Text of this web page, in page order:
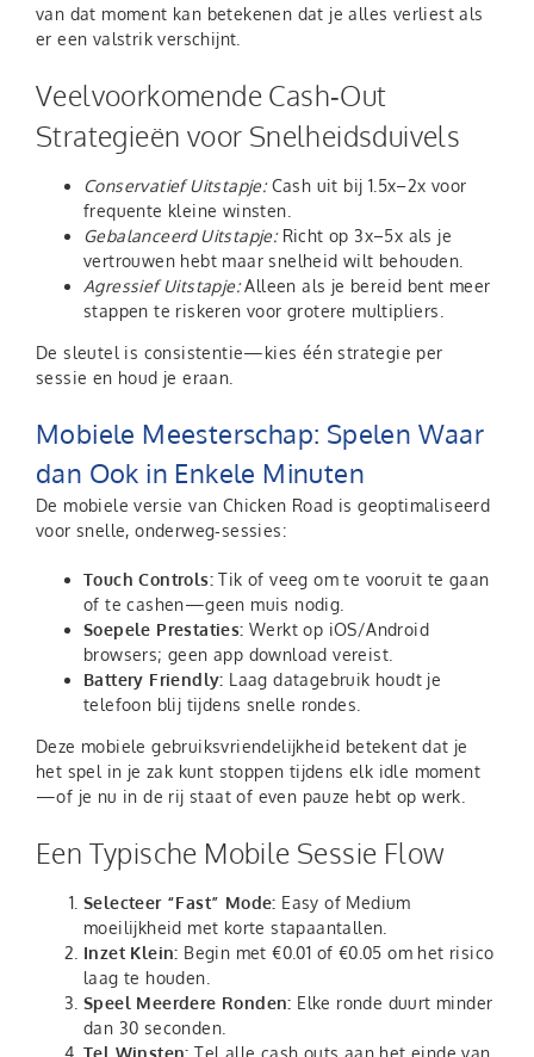
van dat moment kan betekenen dat je alles verliest als
er een valstrik verschijnt.
Veelvoorkomende Cash‑Out
Strategieën voor Snelheidsduivels
Conservatief Uitstapje:Cash uit bij 1.5x–2x voor
frequente kleine winsten.
Gebalanceerd Uitstapje:Richt op 3x–5x als je
vertrouwen hebt maar snelheid wilt behouden.
Agressief Uitstapje:Alleen als je bereid bent meer
stappen te riskeren voor grotere multipliers.
De sleutel is consistentie—kies één strategie per
sessie en houd je eraan.
Mobiele Meesterschap: Spelen Waar
dan Ook in Enkele Minuten
De mobiele versie van Chicken Road is geoptimaliseerd
voor snelle, onderweg‑sessies:
Touch Controls: Tik of veeg om te vooruit te gaan
of te cashen—geen muis nodig.
Soepele Prestaties: Werkt op iOS/Android
browsers; geen app download vereist.
Battery Friendly: Laag datagebruik houdt je
telefoon blij tijdens snelle rondes.
Deze mobiele gebruiksvriendelijkheid betekent dat je
het spel in je zak kunt stoppen tijdens elk idle moment
—of je nu in de rij staat of even pauze hebt op werk.
Een Typische Mobile Sessie Flow
Selecteer “Fast” Mode: Easy of Medium
moeilijkheid met korte stapaantallen.
Inzet Klein: Begin met €0.01 of €0.05 om het risico
laag te houden.
Speel Meerdere Ronden: Elke ronde duurt minder
dan 30 seconden.
Tel Winsten: Tel alle cash outs aan het einde van